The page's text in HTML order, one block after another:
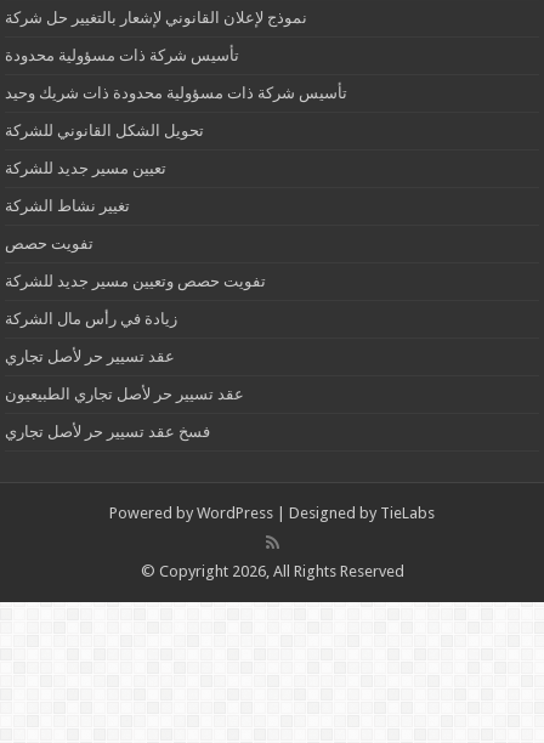
نموذج لإعلان القانوني لإشعار بالتغيير حل شركة
تأسيس شركة ذات مسؤولية محدودة
تأسيس شركة ذات مسؤولية محدودة ذات شريك وحيد
تحويل الشكل القانوني للشركة
تعيين مسير جديد للشركة
تغيير نشاط الشركة
تفويت حصص
تفويت حصص وتعيين مسير جديد للشركة
زيادة في رأس مال الشركة
عقد تسيير حر لأصل تجاري
عقد تسيير حر لأصل تجاري الطبيعيون
فسخ عقد تسيير حر لأصل تجاري
Powered by WordPress | Designed by TieLabs
© Copyright 2026, All Rights Reserved